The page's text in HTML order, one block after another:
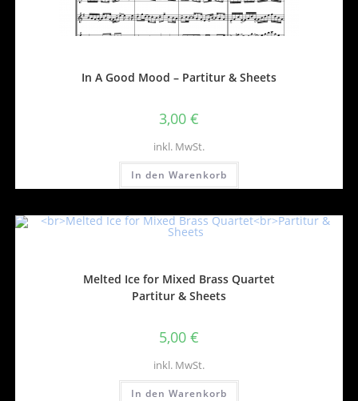
In A Good Mood – Partitur & Sheets
3,00 €
inkl. MwSt.
In den Warenkorb
Melted Ice for Mixed Brass Quartet
Partitur & Sheets
5,00 €
inkl. MwSt.
In den Warenkorb